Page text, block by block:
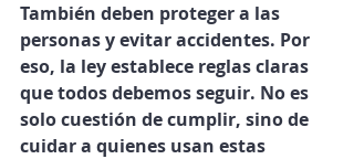
También deben proteger a las
personas y evitar accidentes. Por
eso, la ley establece reglas claras
que todos debemos seguir. No es
solo cuestión de cumplir, sino de
cuidar a quienes usan estas